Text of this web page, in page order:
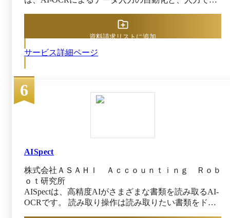
間違っていた場合でも、修正した読取位置を保存
できる｢レイアウト学習｣機能を搭載。 ｢レイア
ウト学習｣機能を使うことで、次回から正しい位
置で認識します。 学習データはPC内に保存さ
短縮！ 2つの異なるOCRエンジン(OCRエンジ
ンとAI-OCRエンジン)の認識結果を突合し、 結
果が不一致の項目だけをピックアップする｢ベリ
なく、確認･修正作業の時間を短縮することで、
業務全体の効率化を実現します。 ※1 「ベリファ
イOCR」機能は、「レイアウト学習」した帳票の
活字のみが対象です。 ◆DynaEye 11 Entry AI-
OCR の使い方 OCR定義不要で、請求書･注文書･
納品書などの取引先ごとにレイアウトが異なる帳
票を柔軟に読み取ります。 簡単に操作できるの
キャンから後工程のデータ加工まで業務プロセスをト
ータルにサポートするサービスです。お客様は帳票を
ができます。お客様の現在の業務内容やこれから実現
な業務プロセスの構築をトータルでご提案します。 ■
帳票にあわせて最適なAI-OCRツールを選定 「AI-
OCR」は製品によって得意分野が異なるため、デー
タ化したい帳票と相性の良い製品での読み取りが必要
りします。定型帳票や非定型帳票、表形式の書類、手
書きなど各種帳票パターンに対応可能です。 ■紙帳票
など難易度の高い帳票でも、「AI-OCR」で読み取り
したデータを当社のオペレーターが読確認・修正する
ことで、より精度の高いデータに仕上げて納品、お客
様の作業負荷を軽減します。また、データ化の前工程
である紙帳票の整理・スキャン・画像化もお任せいた
サービス詳細ページ
資料請求リストに追加
6
AISpect
株式会社ＡＳＡＨＩ Ａｃｃｏｕｎｔｉｎｇ Ｒｏｂ
ｏｔ研究所
AISpectは、高精度AIがさまざまな書類を読み取るAI-
OCRです。 読み取り操作は読み取りたい書類をドラ